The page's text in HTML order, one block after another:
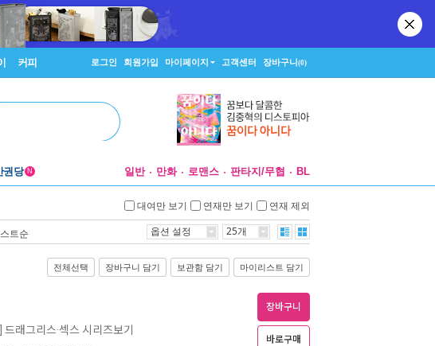
커피 로그인 회원가입 마이페이지 고객센터 장바구니(0)
권당 N 일반 만화 로맨스 판타지/무협 BL
대여만 보기 연재만 보기 연재 제외
트순 옵션 설정 25개
전체선택 장바구니 담기 보관함 담기 마이리스트 담기
드래그리스·섹스 시리즈보기
장바구니
바로구매